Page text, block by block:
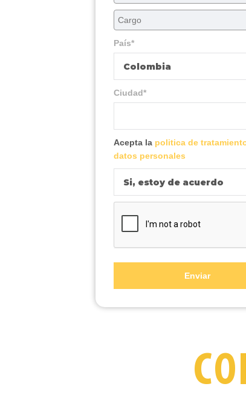
País*
Colombia
Ciudad*
Acepta la politica de
datos personales
Si, estoy de acuerdo
Enviar